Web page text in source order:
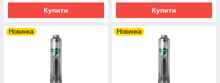
Купити Купити
Новинка Новинка